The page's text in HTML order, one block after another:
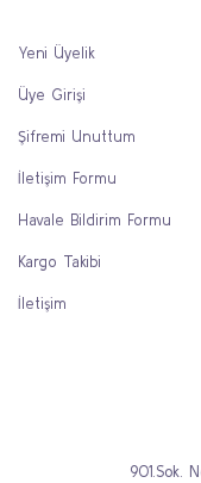
Yeni Üyelik
Üye Girişi
Şifremi Unuttum
İletişim Formu
Havale Bildirim Formu
Kargo Takibi
İletişim
901.Sok.